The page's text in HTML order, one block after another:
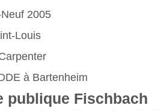
2005
Louis
à Bartenheim
publique Fischbach